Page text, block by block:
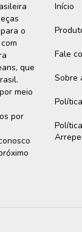
o
que
meio
por
Início
Fale
Sobre